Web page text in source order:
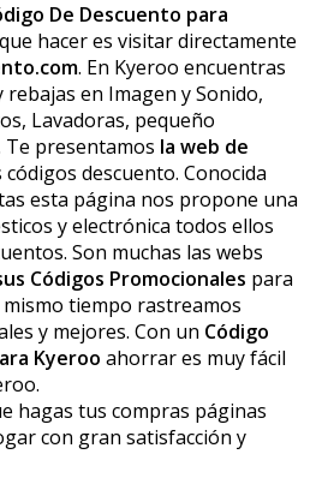
De Descuento para
hacer es visitar directamente
. En Kyeroo encuentras
en Imagen y Sonido,
Lavadoras, pequeño
Te presentamos la web de
descuento. Conocida
esta página nos propone una
y electrónica todos ellos
Son muchas las webs
Códigos Promocionales para
mismo tiempo rastreamos
y mejores. Con un Código
Kyeroo ahorrar es muy fácil
hagas tus compras páginas
con gran satisfacción y